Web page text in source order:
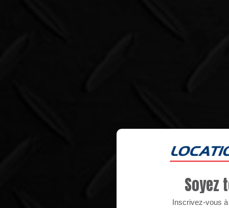
Soyez
Inscrivez-vous